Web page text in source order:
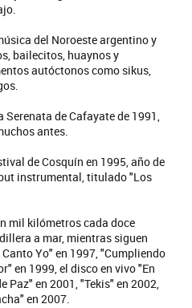
del Noroeste argentino y
bailecitos, huaynos y
autóctonos como sikus,
Serenata de Cafayate de 1991,
antes.
de Cosquín en 1995, año de
instrumental, titulado "Los
mil kilómetros cada doce
a mar, mientras siguen
Yo" en 1997, "Cumpliendo
en 1999, el disco en vivo "En
Paz" en 2001, "Tekis" en 2002,
en 2007.